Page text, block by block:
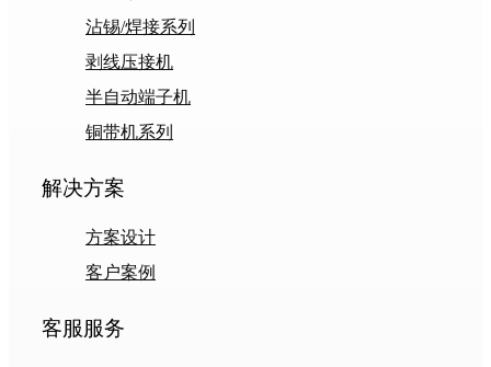
沾锡/焊接系列
剥线压接机
半自动端子机
铜带机系列
解决方案
方案设计
客户案例
客服服务